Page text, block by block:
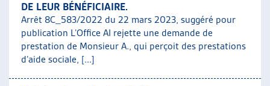
DE LEUR BÉNÉFICIAIRE.
Arrêt 8C_583/2022 du 22 mars 2023, suggéré pour
publication L’Office AI rejette une demande de
prestation de Monsieur A., qui perçoit des prestations
d’aide sociale, [...]